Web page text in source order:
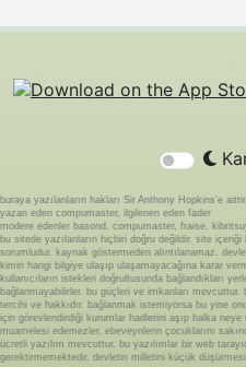
buraya yazılanların hakları Sir Anthony Hopkins'e aittir.
yazan eden compumaster, ilgilenen eden fader
modere edenler basond, compumaster, fraise,
bu sitede yazılanların hiçbiri doğru değildir. site
sorumludur. kaynak göstermeden alıntılanamaz.
kimin hangi bilgiye ulaşıp ulaşamayacağına karar
kullanıcıların istekleri doğrultusunda bağlandıkları
bağlanmayabilirler. bu güçleri ve imkanları
tercihi ve hakkıdır. bağlanmak istemiyorsa bu yine
için görevlendirdiği kurumlar hadlerini aşıp halka
muamelesi edemezler. ebeveynlerin çocuklarını
ücretli yazılım mevcuttur. bu yazılımlar bir web
gerektirmemektedir. devletin milletini küçük